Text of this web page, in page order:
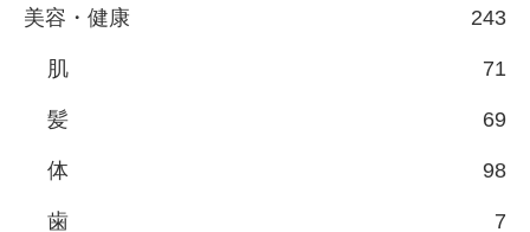
美容・健康 243
肌 71
髪 69
体 98
歯 7